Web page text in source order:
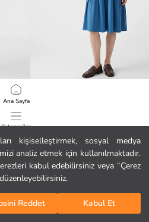
kişiselleştirmek, sosyal medya
analiz etmek için kullanılmaktadır.
kabul edebilirsiniz veya “Çerez
Reddet Kabul Et
Ana Sayfa
Kategoriler
Sepetim
1/ 90